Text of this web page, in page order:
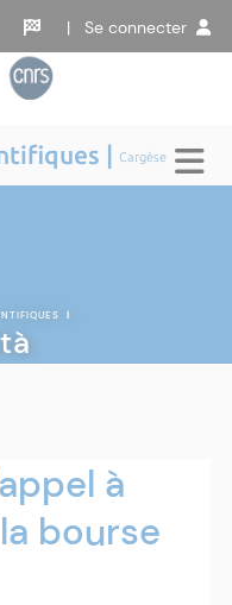
| Se connecter
|Cargèse
|
à
bourse